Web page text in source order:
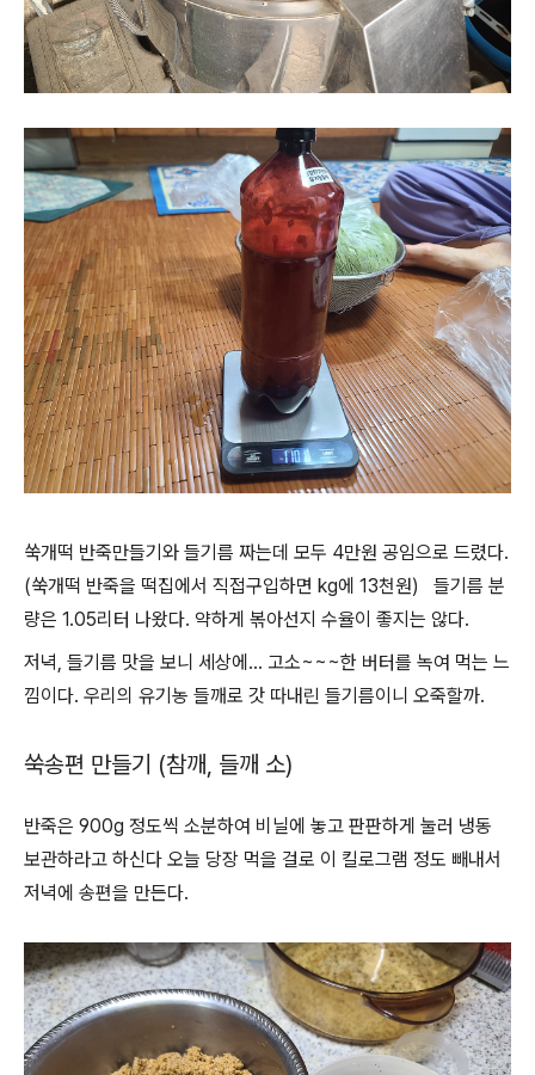
쑥개떡 반죽만들기와 들기름 짜는데 모두 4만원 공임으로 드렸다.
(쑥개떡 반죽을 떡집에서 직접구입하면 kg에 13천원) 들기름 분
량은 1.05리터 나왔다. 약하게 볶아선지 수율이 좋지는 않다.
저녁, 들기름 맛을 보니 세상에... 고소~~~한 버터를 녹여 먹는 느
낌이다. 우리의 유기농 들깨로 갓 따내린 들기름이니 오죽할까.
쑥송편 만들기 (참깨, 들깨 소)
반죽은 900g 정도씩 소분하여 비닐에 놓고 판판하게 눌러 냉동
보관하라고 하신다 오늘 당장 먹을 걸로 이 킬로그램 정도 빼내서
저녁에 송편을 만든다.